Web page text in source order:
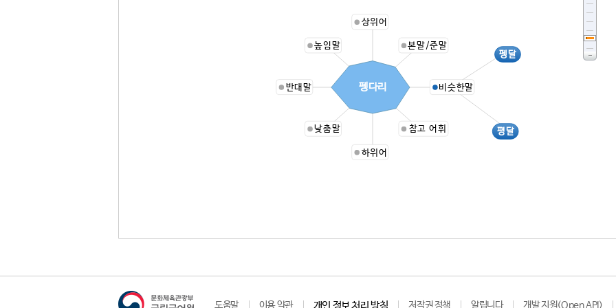
상위어
본말/준말
펭달
평달
비슷한말
참고 어휘
하위어
낮춤말
반대말
높임말
펭다리
도움말 이용 약관 개인 정보 처리 방침 저작권 정책 알립니다 개발 지원(Open API)